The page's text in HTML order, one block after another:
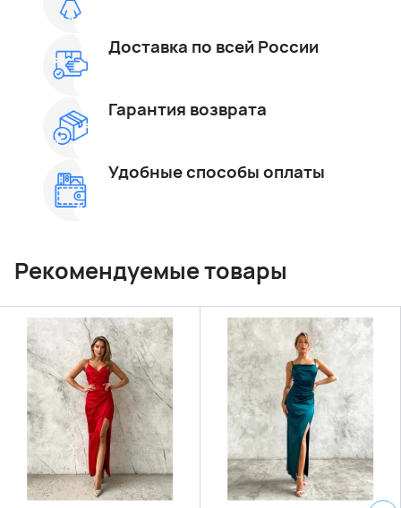
Доставка по всей России
Гарантия возврата
Удобные способы оплаты
Рекомендуемые товары